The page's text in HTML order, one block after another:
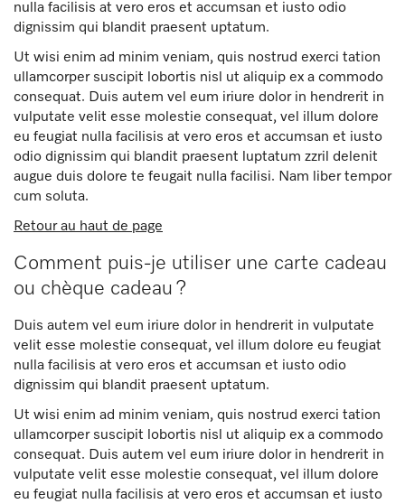
nulla facilisis at vero eros et accumsan et iusto odio
dignissim qui blandit praesent uptatum.
Ut wisi enim ad minim veniam, quis nostrud exerci tation
ullamcorper suscipit lobortis nisl ut aliquip ex a commodo
consequat. Duis autem vel eum iriure dolor in hendrerit in
vulputate velit esse molestie consequat, vel illum dolore
eu feugiat nulla facilisis at vero eros et accumsan et iusto
odio dignissim qui blandit praesent luptatum zzril delenit
augue duis dolore te feugait nulla facilisi. Nam liber tempor
cum soluta.
Retour au haut de page
Comment puis-je utiliser une carte cadeau
ou chèque cadeau ?
Duis autem vel eum iriure dolor in hendrerit in vulputate
velit esse molestie consequat, vel illum dolore eu feugiat
nulla facilisis at vero eros et accumsan et iusto odio
dignissim qui blandit praesent uptatum.
Ut wisi enim ad minim veniam, quis nostrud exerci tation
ullamcorper suscipit lobortis nisl ut aliquip ex a commodo
consequat. Duis autem vel eum iriure dolor in hendrerit in
vulputate velit esse molestie consequat, vel illum dolore
eu feugiat nulla facilisis at vero eros et accumsan et iusto